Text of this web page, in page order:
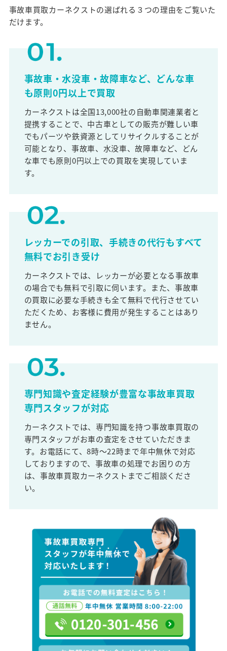
事故車買取カーネクストの選ばれる３つの理由をご覧いた
だけます。
事故車・水没車・故障車など、どんな車
も原則0円以上で買取
カーネクストは全国13,000社の自動車関連業者と
提携することで、中古車としての販売が難しい車
でもパーツや鉄資源としてリサイクルすることが
可能となり、事故車、水没車、故障車など、どん
な車でも原則0円以上での買取を実現していま
す。
レッカーでの引取、手続きの代行もすべて
無料でお引き受け
カーネクストでは、レッカーが必要となる事故車
の場合でも無料で引取に伺います。また、事故車
の買取に必要な手続きも全て無料で代行させてい
ただくため、お客様に費用が発生することはあり
ません。
専門知識や査定経験が豊富な事故車買取
専門スタッフが対応
カーネクストでは、専門知識を持つ事故車買取の
専門スタッフがお車の査定をさせていただきま
す。お電話にて、8時～22時まで年中無休で対応
しておりますので、事故車の処理でお困りの方
は、事故車買取カーネクストまでご相談くださ
い。